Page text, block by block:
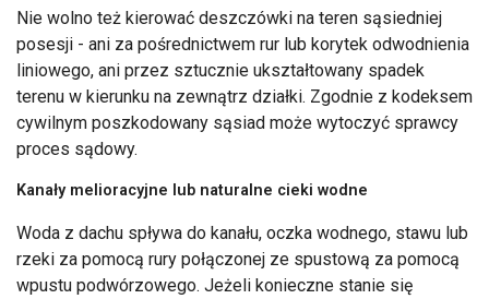
Nie wolno też kierować deszczówki na teren sąsiedniej
posesji - ani za pośrednictwem rur lub korytek odwodnienia
liniowego, ani przez sztucznie ukształtowany spadek
terenu w kierunku na zewnątrz działki. Zgodnie z kodeksem
cywilnym poszkodowany sąsiad może wytoczyć sprawcy
proces sądowy.
Kanały melioracyjne lub naturalne cieki wodne
Woda z dachu spływa do kanału, oczka wodnego, stawu lub
rzeki za pomocą rury połączonej ze spustową za pomocą
wpustu podwórzowego. Jeżeli konieczne stanie się